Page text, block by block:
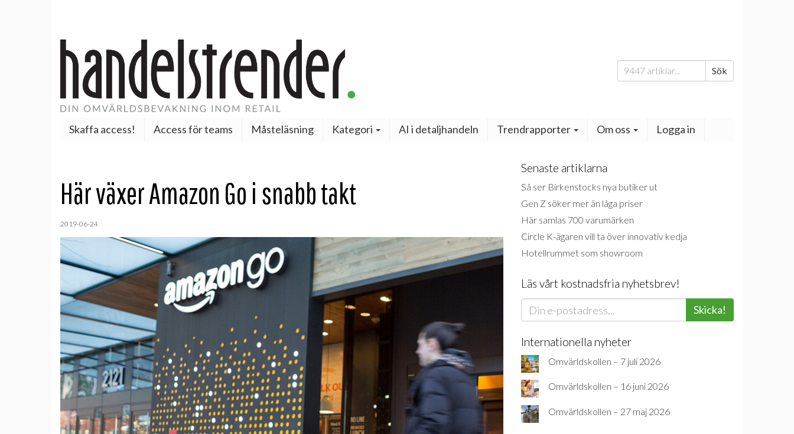
Sök
efter:
Sök
Skaffa access! Access för teams Måsteläsning Kategori AI i detaljhandeln Trendrapporter Om oss Logga in
Här växer Amazon Go i snabb takt
2019-06-24
Senaste artiklarna
Så ser Birkenstocks nya butiker ut
Gen Z söker mer än låga priser
Här samlas 700 varumärken
Circle K-ägaren vill ta över innovativ kedja
Hotellrummet som showroom
Läs vårt kostnadsfria nyhetsbrev!
Skicka!
Internationella nyheter
Omvärldskollen – 7 juli 2026
Omvärldskollen – 16 juni 2026
Omvärldskollen – 27 maj 2026